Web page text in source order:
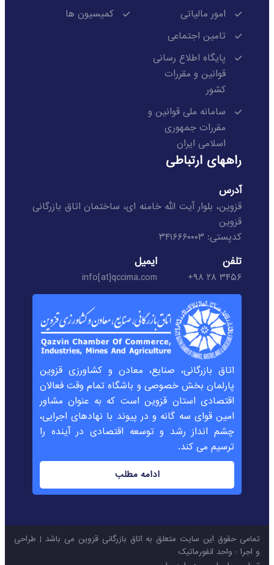
امور مالیاتی
تامین اجتماعی
پایگاه اطلاع رسانی
قوانین و مقررات
کشور
سامانه ملی قوانین و
مقررات جمهوری
اسلامی ایران
کمیسیون ها
راههای ارتباطی
آدرس
قزوین، بلوار آیت الله خامنه ای، ساختمان اتاق بازرگانی
قزوین
کدپستی: ۳۴۱۶۶۶۰۰۰۳
تلفن
۳۴۵۶ ۲۸ ۹۸+
ایمیل
info[at]qccima.com
اتاق بازرگانی، صنایع، معادن و کشاورزی قزوین
پارلمان بخش خصوصی و باشگاه تمام وقت فعالان
اقتصادی استان قزوین است که به عنوان مشاور
امین قوای سه گانه و در پیوند با نهادهای اجرایی،
چشم انداز رشد و توسعه اقتصادی در آینده را
ترسیم می کند.
ادامه مطلب
تمامی حقوق این سایت متعلق به اتاق بازرگانی قزوین می باشد | طراحی
و اجرا : واحد انفورماتیک